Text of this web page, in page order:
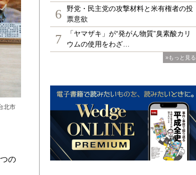
北市
の
6
野党・民主党の攻撃材料と米有権者の投
票意欲
7
「ヤマザキ」が“発がん物質”臭素酸カリ
ウムの使用をわざ…
»もっと見る